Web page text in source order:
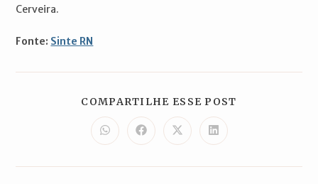
Cerveira.
Fonte: Sinte RN
COMPARTILHE ESSE POST
Abre
em
nova
Abre
em
nova
Abre
em
nova
Abre
em
nova